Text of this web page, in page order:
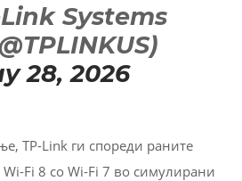
Systems
28, 2026
TP-Link ги спореди раните
Fi 8 со Wi-Fi 7 во симулирани